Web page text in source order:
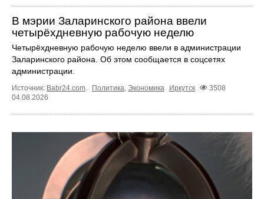
В мэрии Заларинского района ввели
четырёхдневную рабочую неделю
Четырёхдневную рабочую неделю ввели в администрации
Заларинского района. Об этом сообщается в соцсетях
администрации.
Источник: Babr24.com. Политика, Экономика Иркутск
3508
04.08.2026